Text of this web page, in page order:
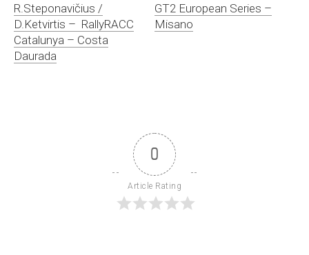
R.Steponavičius /
D.Ketvirtis – RallyRACC
Catalunya – Costa
Daurada
GT2 European Series –
Misano
0
Article Rating